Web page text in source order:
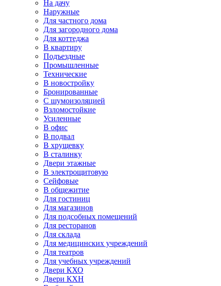
На дачу
Наружные
Для частного дома
Для загородного дома
Для коттеджа
В квартиру
Подъездные
Промышленные
Технические
В новостройку
Бронированные
С шумоизоляцией
Взломостойкие
Усиленные
В офис
В подвал
В хрущевку
В сталинку
Двери этажные
В электрощитовую
Сейфовые
В общежитие
Для гостиниц
Для магазинов
Для подсобных помещений
Для ресторанов
Для склада
Для медицинских учреждений
Для театров
Для учебных учреждений
Двери КХО
Двери КХН